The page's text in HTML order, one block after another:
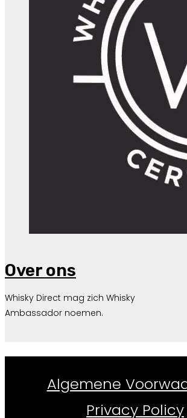
Over ons
Whisky Direct mag zich Whisky
Ambassador noemen.
Algemene
Privacy Policy